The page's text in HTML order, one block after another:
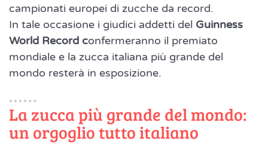
campionati europei di zucche da record.
In tale occasione i giudici addetti del Guinness
World Record confermeranno il premiato
mondiale e la zucca italiana più grande del
mondo resterà in esposizione.
La zucca più grande del mondo:
un orgoglio tutto italiano